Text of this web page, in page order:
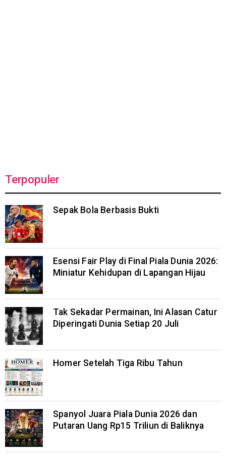
Terpopuler
Sepak Bola Berbasis Bukti
Esensi Fair Play di Final Piala Dunia 2026:
Miniatur Kehidupan di Lapangan Hijau
Tak Sekadar Permainan, Ini Alasan Catur
Diperingati Dunia Setiap 20 Juli
Homer Setelah Tiga Ribu Tahun
Spanyol Juara Piala Dunia 2026 dan
Putaran Uang Rp15 Triliun di Baliknya